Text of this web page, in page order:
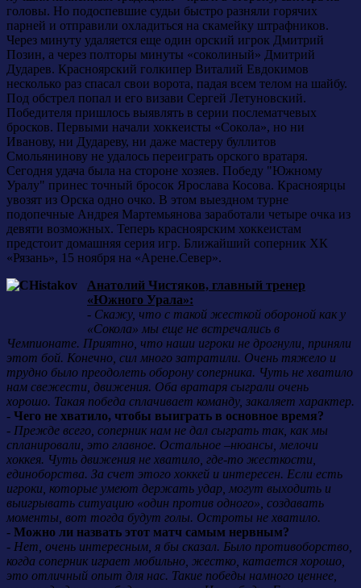
головы. Но подоспевшие судьи быстро разняли горячих
парней и отправили охладиться на скамейку штрафников.
Через минуту удаляется еще один орский игрок Дмитрий
Позин, а через полторы минуты «соколиный» Дмитрий
Дударев. Красноярский голкипер Виталий Евдокимов
несколько раз спасал свои ворота, падая всем телом на шайбу.
Под обстрел попал и его визави Сергей Летуновский.
Победителя пришлось выявлять в серии послематчевых
бросков. Первыми начали хоккеисты «Сокола», но ни
Иванову, ни Дудареву, ни даже мастеру буллитов
Смольянинову не удалось переиграть орского вратаря.
Сегодня удача была на стороне хозяев. Победу "Южному
Уралу" принес точный бросок Ярослава Косова. Красноярцы
увозят из Орска одно очко. В этом выездном турне
подопечные Андрея Мартемьянова заработали четыре очка из
девяти возможных. Теперь красноярским хоккеистам
предстоит домашняя серия игр. Ближайший соперник ХК
«Рязань», 15 ноября на «Арене.Север».
Анатолий Чистяков, главный тренер
«Южного Урала»:
- Скажу, что с такой жесткой обороной как у
«Сокола» мы еще не встречались в
Чемпионате. Приятно, что наши игроки не дрогнули, приняли
этот бой. Конечно, сил много затратили. Очень тяжело и
трудно было преодолеть оборону соперника. Чуть не хватило
нам свежести, движения. Оба вратаря сыграли очень
хорошо. Такая победа сплачивает команду, закаляет характер.
- Чего не хватило, чтобы выиграть в основное время?
- Прежде всего, соперник нам не дал сыграть так, как мы
спланировали, это главное. Остальное –нюансы, мелочи
хоккея. Чуть движения не хватило, где-то жесткости,
единоборства. За счет этого хоккей и интересен. Если есть
игроки, которые умеют держать удар, могут выходить и
выигрывать ситуацию «один против одного», создавать
моменты, вот тогда будут голы. Остроты не хватило.
- Можно ли назвать этот матч самым нервным?
- Нет, очень интересным, я бы сказал. Было противоборство,
когда соперник играет мобильно, жестко, катается хорошо,
это отличный опыт для нас. Такие победы намного ценнее,